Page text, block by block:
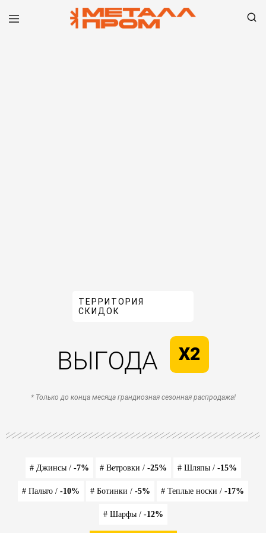
ТЕРРИТОРИЯ
СКИДОК
ВЫГОДА X2
* Только до конца месяца грандиозная сезонная распродажа!
# Джинсы / -7% # Ветровки / -25% # Шляпы / -15%
# Пальто / -10% # Ботинки / -5% # Теплые носки / -17%
# Шарфы / -12%